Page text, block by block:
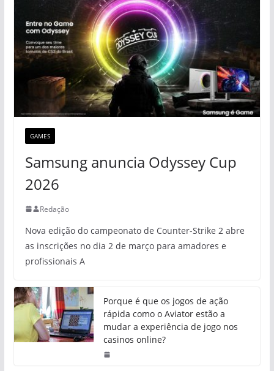
GAMES
Samsung anuncia Odyssey Cup
2026
Redação
Nova edição do campeonato de Counter-Strike 2 abre
as inscrições no dia 2 de março para amadores e
profissionais A
Porque é que os jogos de ação
rápida como o Aviator estão a
mudar a experiência de jogo nos
casinos online?